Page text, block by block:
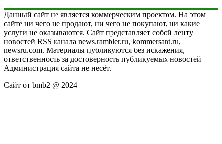
Данный сайт не является коммерческим проектом. На этом
сайте ни чего не продают, ни чего не покупают, ни какие
услуги не оказываются. Сайт представляет собой ленту
новостей RSS канала news.rambler.ru, kommersant.ru,
newsru.com. Материалы публикуются без искажения,
ответственность за достоверность публикуемых новостей
Администрация сайта не несёт.
Сайт от bmb2 @ 2024